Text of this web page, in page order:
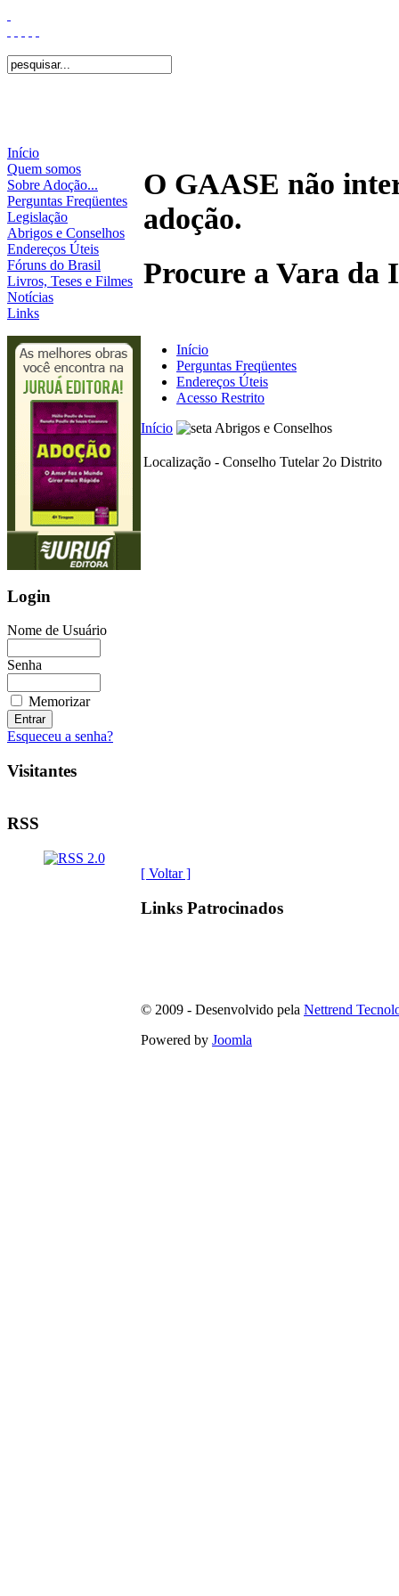
Início
Quem somos
Sobre Adoção...
Perguntas Freqüentes
Legislação
Abrigos e Conselhos
Endereços Úteis
Fóruns do Brasil
Livros, Teses e Filmes
Notícias
Links
Login
Nome de Usuário
Senha
Memorizar
Esqueceu a senha?
Visitantes
RSS
O GAASE não
adoção.
Procure a Vara da
Início
Perguntas Freqüentes
Endereços Úteis
Acesso Restrito
Início
Abrigos e Conselhos
Localização - Conselho Tutelar 2o Distrito
[ Voltar ]
Links Patrocinados
© 2009 - Desenvolvido pela Nettrend
Powered by Joomla